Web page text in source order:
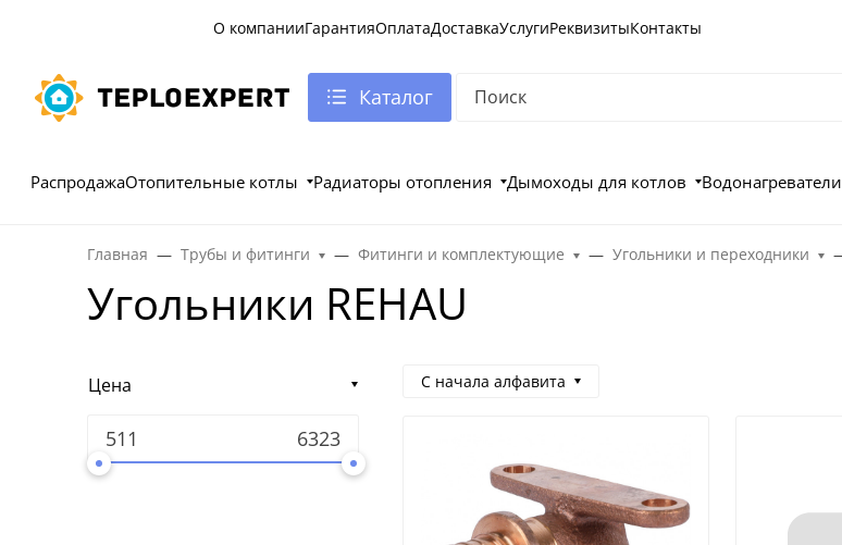
О компанииГарантияОплатаДоставкаУслугиРеквизитыКонтакты
Каталог
РаспродажаОтопительные котлы Радиаторы отопления Дымоходы для котлов Водонагреватели
Главная Трубы и фитинги Фитинги и комплектующие Угольники и переходники
Угольники REHAU
Цена С начала алфавита